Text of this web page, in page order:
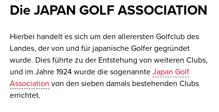
Die JAPAN GOLF ASSOCIATION
Hierbei handelt es sich um den allerersten Golfclub des
Landes, der von und für japanische Golfer gegründet
wurde. Dies führte zu der Entstehung von weiteren Clubs,
und im Jahre 1924 wurde die sogenannte Japan Golf
Association von den sieben damals bestehenden Clubs
errichtet.